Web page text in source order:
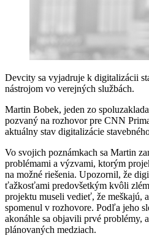
Devcity sa vyjadruje k digitalizácii
nástrojom vo verejných službách.
Martin Bobek, jeden zo
pozvaný na rozhovor pre CNN
aktuálny stav digitalizácie
Vo svojich poznámkach sa Martin
problémami a výzvami, ktorým
na možné riešenia. Upozornil, že
ťažkosťami predovšetkým kvôli
projektu museli vedieť, že meškajú,
spomenul v rozhovore. Podľa jeho
akonáhle sa objavili prvé problémy,
plánovaných medziach.